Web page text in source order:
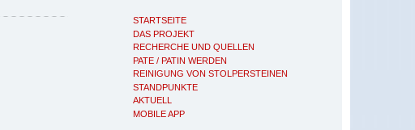
STARTSEITE
DAS PROJEKT
RECHERCHE UND QUELLEN
PATE / PATIN WERDEN
REINIGUNG VON STOLPERSTEINEN
STANDPUNKTE
AKTUELL
MOBILE APP